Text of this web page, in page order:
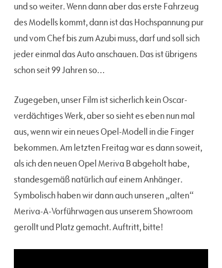
und so weiter. Wenn dann aber das erste Fahrzeug
des Modells kommt, dann ist das Hochspannung pur
und vom Chef bis zum Azubi muss, darf und soll sich
jeder einmal das Auto anschauen. Das ist übrigens
schon seit 99 Jahren so…
Zugegeben, unser Film ist sicherlich kein Oscar-
verdächtiges Werk, aber so sieht es eben nun mal
aus, wenn wir ein neues Opel-Modell in die Finger
bekommen. Am letzten Freitag war es dann soweit,
als ich den neuen Opel Meriva B abgeholt habe,
standesgemäß natürlich auf einem Anhänger.
Symbolisch haben wir dann auch unseren „alten“
Meriva-A-Vorführwagen aus unserem Showroom
gerollt und Platz gemacht. Auftritt, bitte!